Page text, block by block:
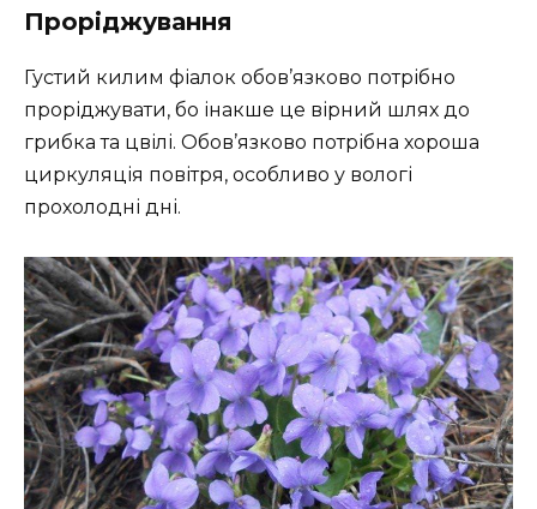
Проріджування
Густий килим фіалок обов’язково потрібно
проріджувати, бо інакше це вірний шлях до
грибка та цвілі. Обов’язково потрібна хороша
циркуляція повітря, особливо у вологі
прохолодні дні.